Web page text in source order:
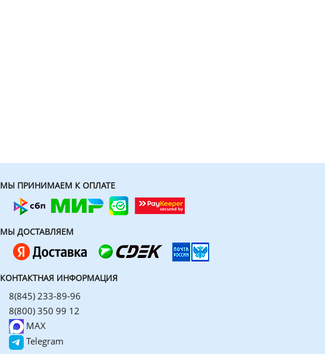
МЫ ПРИНИМАЕМ К ОПЛАТЕ
МЫ ДОСТАВЛЯЕМ
КОНТАКТНАЯ ИНФОРМАЦИЯ
8(845) 233-89-96
8(800) 350 99 12
MAX
Telegram